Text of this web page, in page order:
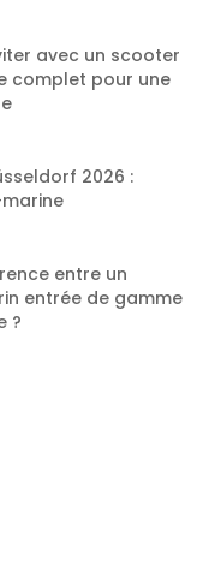
avec un scooter
complet pour une
2026 :
entre un
entrée de gamme
?